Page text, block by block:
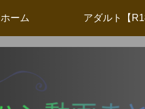
ホーム アダルト【